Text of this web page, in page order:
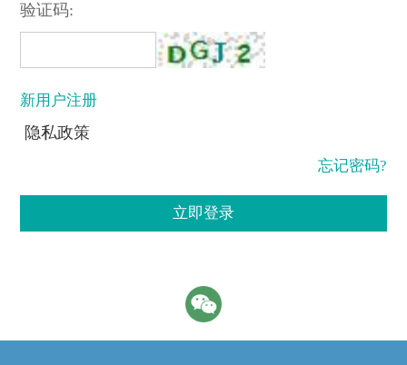
验证码:
新用户注册
隐私政策
忘记密码?
立即登录